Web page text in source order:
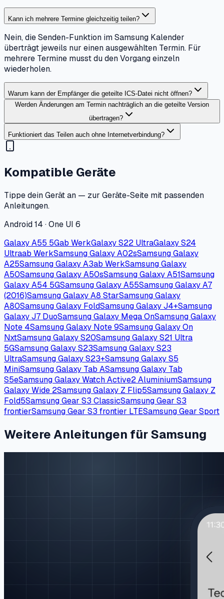
Kann ich mehrere Termine gleichzeitig teilen?
Nein, die Senden-Funktion im Samsung Kalender
überträgt jeweils nur einen ausgewählten Termin. Für
mehrere Termine musst du den Vorgang einzeln
wiederholen.
Warum kann der Empfänger die geteilte ICS-Datei nicht öffnen?
Werden Änderungen am Termin nachträglich an die geteilte Version
übertragen?
Funktioniert das Teilen auch ohne Internetverbindung?
Kompatible Geräte
Tippe dein Gerät an — zur Geräte-Seite mit passenden
Anleitungen.
Android 14 · One UI 6
Galaxy A55 5Gab WerkGalaxy S22 UltraGalaxy S24
Ultraab WerkSamsung Galaxy A02sSamsung Galaxy
A25Samsung Galaxy A3ab WerkSamsung Galaxy
A50Samsung Galaxy A50sSamsung Galaxy A51Samsung
Galaxy A54 5GSamsung Galaxy A55Samsung Galaxy A7
(2016)Samsung Galaxy A8 StarSamsung Galaxy
A80Samsung Galaxy FoldSamsung Galaxy J4+Samsung
Galaxy J7 DuoSamsung Galaxy Mega OnSamsung Galaxy
Note 4Samsung Galaxy Note 9Samsung Galaxy On
NxtSamsung Galaxy S20Samsung Galaxy S21 Ultra
5GSamsung Galaxy S23Samsung Galaxy S23
UltraSamsung Galaxy S23+Samsung Galaxy S5
MiniSamsung Galaxy Tab ASamsung Galaxy Tab
S5eSamsung Galaxy Watch Active2 AluminiumSamsung
Galaxy Wide 2Samsung Galaxy Z Flip5Samsung Galaxy Z
Fold5Samsung Gear S3 ClassicSamsung Gear S3
frontierSamsung Gear S3 frontier LTESamsung Gear Sport
Weitere Anleitungen für Samsung